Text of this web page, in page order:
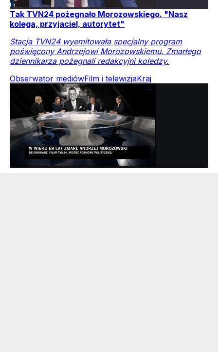
Tak TVN24 pożegnało Morozowskiego. "Nasz
kolega, przyjaciel, autorytet"
Stacja TVN24 wyemitowała specjalny program
poświęcony Andrzejowi Morozowskiemu. Zmarłego
dziennikarza pożegnali redakcyjni koledzy.
Obserwator mediówFilm i telewizjaKraj